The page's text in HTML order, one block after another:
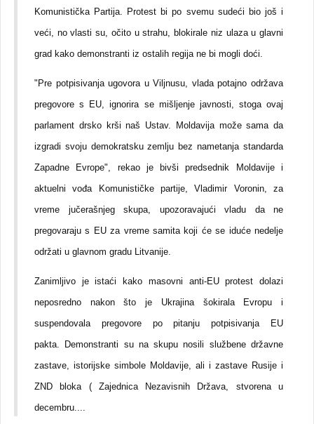
Komunistička Partija. Protest bi po svemu sudeći bio još i
veći, no vlasti su, očito u strahu, blokirale niz ulaza u glavni
grad kako demonstranti iz ostalih regija ne bi mogli doći.
"Pre potpisivanja ugovora u Viljnusu, vlada potajno održava
pregovore s EU, ignorira se mišljenje javnosti, stoga ovaj
parlament drsko krši naš Ustav. Moldavija može sama da
izgradi svoju demokratsku zemlju bez nametanja standarda
Zapadne Evrope", rekao je bivši predsednik Moldavije i
aktuelni vođa Komunističke partije, Vladimir Voronin, za
vreme jučerašnjeg skupa, upozoravajući vladu da ne
pregovaraju s EU za vreme samita koji će se iduće nedelje
održati u glavnom gradu Litvanije.
Zanimljivo je istaći kako masovni anti-EU protest dolazi
neposredno nakon što je Ukrajina šokirala Evropu i
suspendovala pregovore po pitanju potpisivanja EU
pakta.
Demonstranti su na skupu nosili službene državne
zastave, istorijske simbole Moldavije, ali i zastave Rusije i
ZND bloka ( Zajednica Nezavisnih Država, stvorena u
decembru